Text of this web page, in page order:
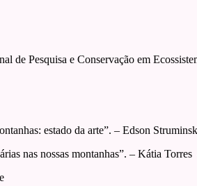
de Pesquisa e Conservação em
estado da arte”. – Edson
nas nossas montanhas”. – Kátia